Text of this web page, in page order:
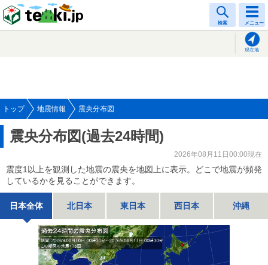
検索 メニュー
現在地
トップ 地震情報 震央分布図
震央分布図(過去24時間)
2026年08月11日00:00現在
震度1以上を観測した地震の震央を地図上に表示。どこで地震が頻発
しているかを見ることができます。
日本全体 北日本 東日本 西日本 沖縄